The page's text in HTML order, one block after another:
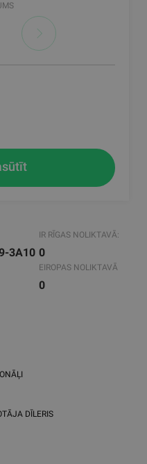
3A10
IR RĪGAS NOLIKTAVĀ:
0
EIROPAS NOLIKTAVĀ
0
DĪLERIS